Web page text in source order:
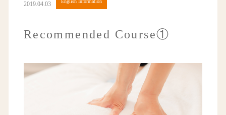
2019.04.03 English Information
Recommended Course①